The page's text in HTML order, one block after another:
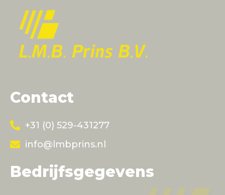
Contact
+31 (0) 529-431277
info@lmbprins.nl
Bedrijfsgegevens